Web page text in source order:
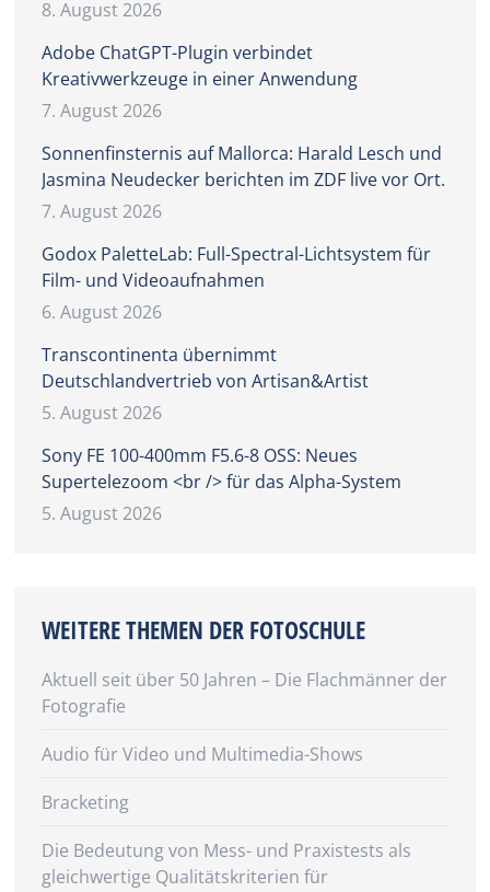
8. August 2026
Adobe ChatGPT-Plugin verbindet
Kreativwerkzeuge in einer Anwendung
7. August 2026
Sonnenfinsternis auf Mallorca: Harald Lesch und
Jasmina Neudecker berichten im ZDF live vor Ort.
7. August 2026
Godox PaletteLab: Full-Spectral-Lichtsystem für
Film- und Videoaufnahmen
6. August 2026
Transcontinenta übernimmt
Deutschlandvertrieb von Artisan&Artist
5. August 2026
Sony FE 100-400mm F5.6-8 OSS: Neues
Supertelezoom <br /> für das Alpha-System
5. August 2026
WEITERE THEMEN DER FOTOSCHULE
Aktuell seit über 50 Jahren – Die Flachmänner der
Fotografie
Audio für Video und Multimedia-Shows
Bracketing
Die Bedeutung von Mess- und Praxistests als
gleichwertige Qualitätskriterien für